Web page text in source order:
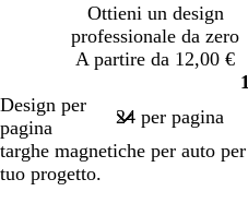
Ottieni un design
professionale da zero
A partire da 12,00 €
1
Design per
pagina
targhe magnetiche per auto
tuo progetto.